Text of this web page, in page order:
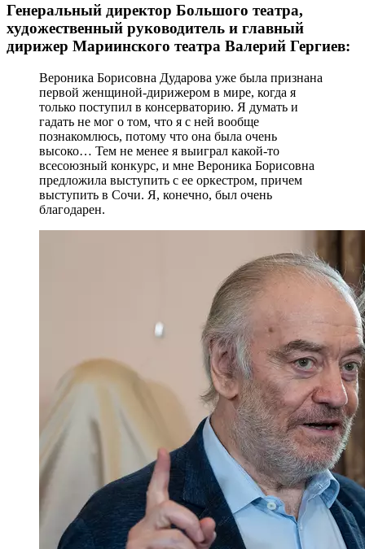
Генеральный директор Большого театра,
художественный руководитель и главный
дирижер Мариинского театра Валерий Гергиев:
Вероника Борисовна Дударова уже была признана
первой женщиной-дирижером в мире, когда я
только поступил в консерваторию. Я думать и
гадать не мог о том, что я с ней вообще
познакомлюсь, потому что она была очень
высоко… Тем не менее я выиграл какой-то
всесоюзный конкурс, и мне Вероника Борисовна
предложила выступить с ее оркестром, причем
выступить в Сочи. Я, конечно, был очень
благодарен.